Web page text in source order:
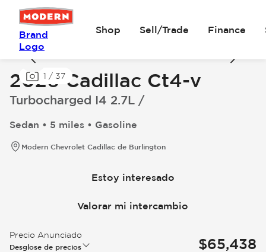
Brand
Logo
Shop Sell/Trade Finance
1 / 37
2026 Cadillac Ct4-v
Turbocharged I4 2.7L /
Sedan • 5 miles • Gasoline
Modern Chevrolet Cadillac de Burlington
Estoy interesado
Valorar mi intercambio
Precio Anunciado
Desglose de precios $65,438